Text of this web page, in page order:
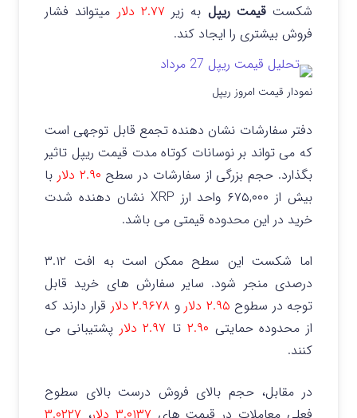
شکستقیمت ریپل به زیر ۲.۷۷ دلار
میتواند فشار
فروش بیشتری را ایجاد کند.
نمودار قیمت امروز ریپل
دفتر سفارشات نشان دهنده تجمع قابل توجهی است
که می تواند بر نوسانات کوتاه مدت قیمت ریپل تاثیر
بگذارد. حجم بزرگی از سفارشات در سطح ۲.۹۰ دلار
با
بیش از ۶۷۵,۰۰۰ واحد ارز XRP نشان دهنده شدت
خرید در این محدوده قیمتی می باشد.
اما شکست این سطح ممکن است به افت ۳.۱۲
درصدی منجر شود. سایر سفارش های خرید قابل
توجه در سطوح
و ۲.۹۶۷۸ دلار
قرار دارند که
از محدوده حمایتی ۲.۹۰ تا ۲.۹۷ دلار
پشتیبانی می
کنند.
در مقابل، حجم بالای فروش درست بالای سطوح